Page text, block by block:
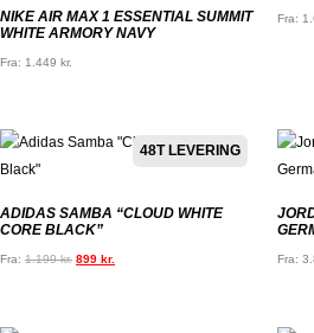
NIKE AIR MAX 1 ESSENTIAL SUMMIT
WHITE ARMORY NAVY
Fra: 1.449 kr.
Fra:
48T LEVERING
ADIDAS SAMBA “CLOUD WHITE
CORE BLACK”
Fra: 1.199kr. 899 kr. Fra: